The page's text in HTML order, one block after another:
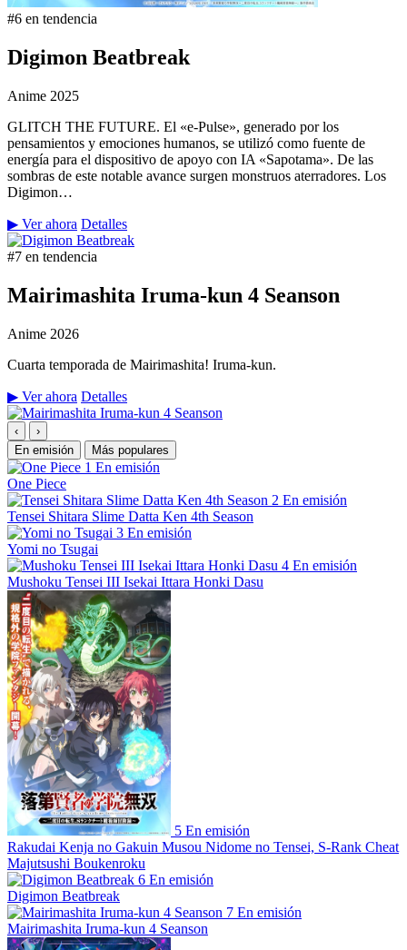
#6 en tendencia
Digimon Beatbreak
Anime 2025
GLITCH THE FUTURE. El «e-Pulse», generado por los
pensamientos y emociones humanos, se utilizó como fuente de
energía para el dispositivo de apoyo con IA «Sapotama». De las
sombras de este notable avance surgen monstruos aterradores. Los
Digimon…
▶ Ver ahora Detalles
#7 en tendencia
Mairimashita Iruma-kun 4 Seanson
Anime 2026
Cuarta temporada de Mairimashita! Iruma-kun.
▶ Ver ahora Detalles
‹
›
En emisión
Más populares
1 En emisión
One Piece
2 En emisión
Tensei Shitara Slime Datta Ken 4th Season
3 En emisión
Yomi no Tsugai
4 En emisión
Mushoku Tensei III Isekai Ittara Honki Dasu
5 En emisión
Rakudai Kenja no Gakuin Musou Nidome no Tensei, S-Rank Cheat
Majutsushi Boukenroku
6 En emisión
Digimon Beatbreak
7 En emisión
Mairimashita Iruma-kun 4 Seanson